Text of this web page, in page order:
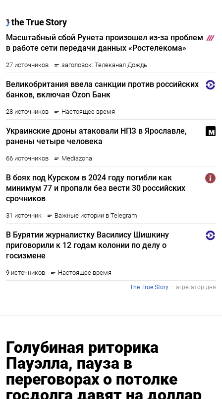
Голубиная риторика
Пауэлла, пауза в
переговорах о потолке
госдолга давят на доллар